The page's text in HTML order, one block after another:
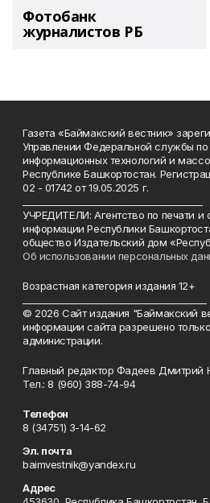
Фотобанк
журналистов РБ
Газета «Баймакский вестник»
Управлении Федеральной службы
информационных технологий и
Республике Башкортостан.
02 - 01742 от 19.05.2025 г.
УЧРЕДИТЕЛИ: Агентство по печати
информации Республики
общество Издательский дом
Об использовании персональных
Возрастная категория издания 12+
© 2026 Сайт издания "Баймакский
информации сайта разрешено
администрации.
Главный редактор Фадеев Дмитрий
Тел.: 8 (960) 388-74-94
Телефон
8 (34751) 3-14-62
Эл. почта
baimvestnik@yandex.ru
Адрес